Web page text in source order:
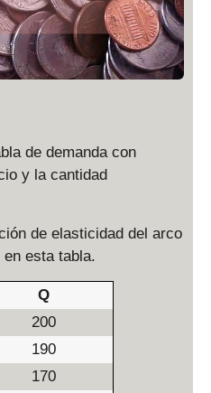
de demanda con
y la cantidad
de elasticidad del arco
esta tabla.
Q
200
190
170